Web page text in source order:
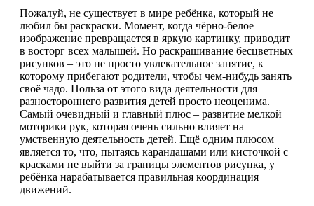
Пожалуй, не существует в мире ребёнка, который не
любил бы раскраски. Момент, когда чёрно-белое
изображение превращается в яркую картинку, приводит
в восторг всех малышей. Но раскрашивание бесцветных
рисунков – это не просто увлекательное занятие, к
которому прибегают родители, чтобы чем-нибудь занять
своё чадо. Польза от этого вида деятельности для
разностороннего развития детей просто неоценима.
Самый очевидный и главный плюс – развитие мелкой
моторики рук, которая очень сильно влияет на
умственную деятельность детей. Ещё одним плюсом
является то, что, пытаясь карандашами или кисточкой с
красками не выйти за границы элементов рисунка, у
ребёнка нарабатывается правильная координация
движений.